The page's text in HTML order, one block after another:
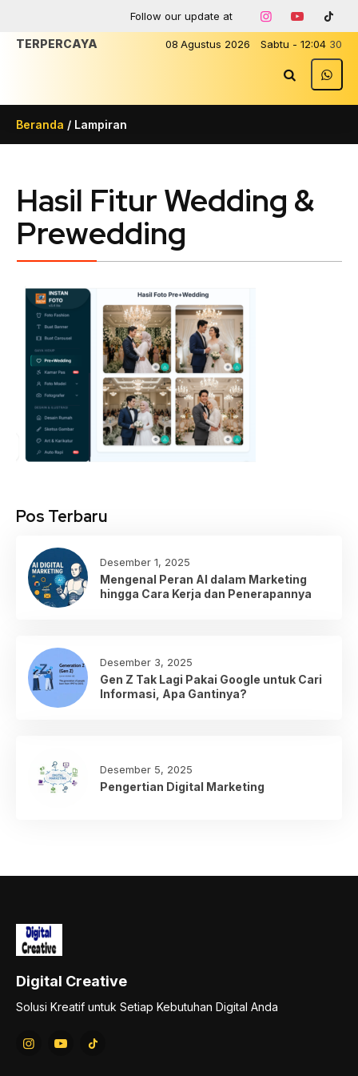
Follow our update at
08 Agustus 2026 Sabtu - 12:04 30
TERPERCAYA
Beranda / Lampiran
Hasil Fitur Wedding &
Prewedding
Pos Terbaru
Desember 1, 2025
Mengenal Peran AI dalam Marketing
hingga Cara Kerja dan Penerapannya
Desember 3, 2025
Gen Z Tak Lagi Pakai Google untuk Cari
Informasi, Apa Gantinya?
Desember 5, 2025
Pengertian Digital Marketing
Digital Creative
Solusi Kreatif untuk Setiap Kebutuhan Digital Anda